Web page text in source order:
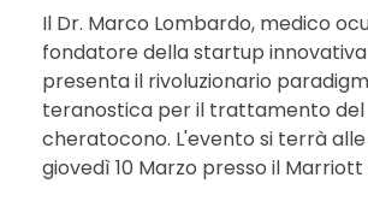
teranostica
Il Dr. Marco Lombardo, medico
fondatore della startup innovativa
presenta il rivoluzionario
teranostica per il trattamento del
cheratocono. L'evento si terrà alle
giovedì 10 Marzo presso il Marriott